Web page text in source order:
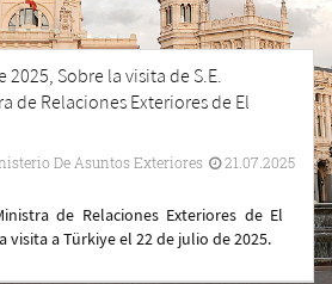
2025, Sobre la visita de S.E.
de Relaciones Exteriores de El
De Asuntos Exteriores 21.07.2025
de Relaciones Exteriores de El
visita a Türkiye el 22 de julio de 2025.